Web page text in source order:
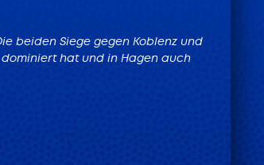
beiden Siege gegen Koblenz und
hat und in Hagen auch